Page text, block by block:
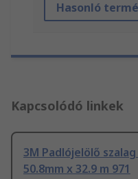
Hasonló
Kapcsolódó linkek
3M Padlójelölő
50.8mm x 32.9 m 971